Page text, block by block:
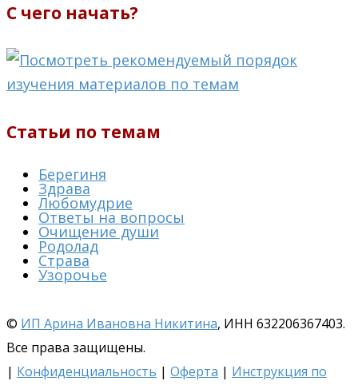
С чего начать?
Статьи по темам
Берегиня
Здрава
Любомудрие
Ответы на вопросы
Очищение души
Родолад
Страва
Узорочье
© ИП Арина Ивановна Никитина, ИНН 632206367403.
Все права защищены.
| Конфиденциальность | Оферта | Инструкция по